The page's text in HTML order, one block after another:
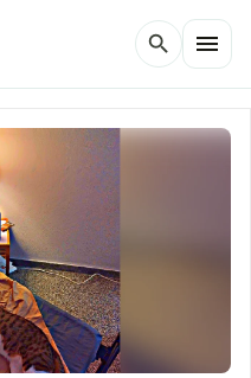
search menu